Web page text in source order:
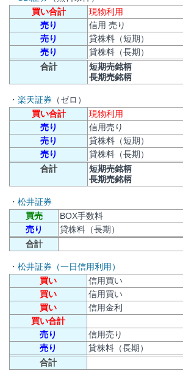
買い合計
現物利用
売り
信用 売り
売り
貸株料（短期）
売り
貸株料（長期）
合計
短期売銘柄
長期売銘柄
・ 楽天証券 （ゼロ）
買い合計
現物利用
売り
信用売り
売り
貸株料（短期）
売り
貸株料（長期）
合計
短期売銘柄
長期売銘柄
・ 松井証券
買売
BOX手数料
売り
貸株料（長期）
合計
・ 松井証券（一日信用利用）
買い
信用買い
買い
信用買い
買い
信用金利
買い合計
売り
信用売り
売り
貸株料（長期）
合計